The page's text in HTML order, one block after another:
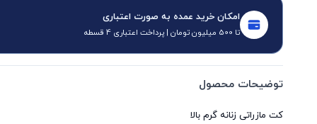
امکان خرید عمده به صورت اعتباری
تا 500 میلیون تومان | پرداخت اعتباری 4 قسطه
توضیحات محصول